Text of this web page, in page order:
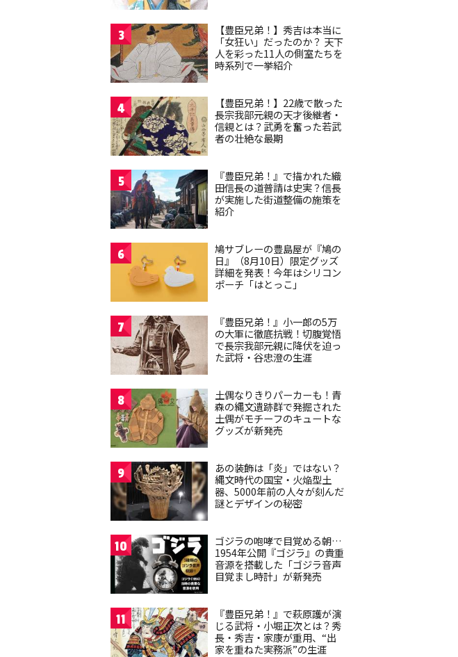
3
【豊臣兄弟！】秀吉は本当に
「女狂い」だったのか？ 天下
人を彩った11人の側室たちを
時系列で一挙紹介
4
【豊臣兄弟！】22歳で散った
長宗我部元親の天才後継者・
信親とは？武勇を奮った若武
者の壮絶な最期
5
『豊臣兄弟！』で描かれた織
田信長の道普請は史実？信長
が実施した街道整備の施策を
紹介
6
鳩サブレーの豊島屋が『鳩の
日』（8月10日）限定グッズ
詳細を発表！今年はシリコン
ポーチ「はとっこ」
7
『豊臣兄弟！』小一郎の5万
の大軍に徹底抗戦！切腹覚悟
で長宗我部元親に降伏を迫っ
た武将・谷忠澄の生涯
8
土偶なりきりパーカーも！青
森の縄文遺跡群で発掘された
土偶がモチーフのキュートな
グッズが新発売
9
あの装飾は「炎」ではない？
縄文時代の国宝・火焔型土
器、5000年前の人々が刻んだ
謎とデザインの秘密
10
ゴジラの咆哮で目覚める朝…
1954年公開『ゴジラ』の貴重
音源を搭載した「ゴジラ音声
目覚まし時計」が新発売
11
『豊臣兄弟！』で萩原護が演
じる武将・小堀正次とは？秀
長・秀吉・家康が重用、“出
家を重ねた実務派”の生涯